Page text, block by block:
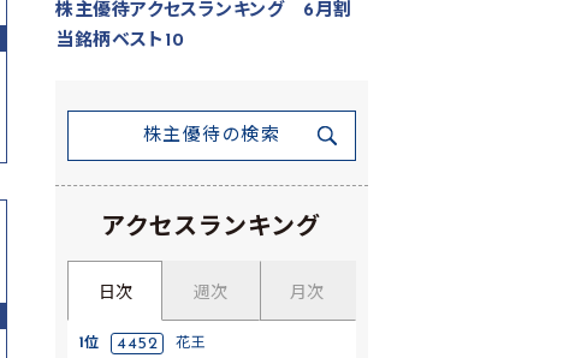
株主優待アクセスランキング 6月割
当銘柄ベスト10
株主優待の検索
アクセスランキング
日次 週次 月次
1位 4452 花王